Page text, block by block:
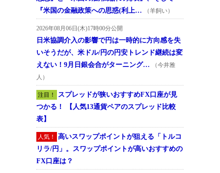
『米国の金融政策への思惑(利上…
（羊飼い）
2026年08月06日(木)17時00分公開
日米協調介入の影響で円は一時的に方向感を失
いそうだが、米ドル/円の円安トレンド継続は変
えない！9月日銀会合がターニング…
（今井雅
人）
注目！
スプレッドが狭いおすすめFX口座が見
つかる！ 【人気13通貨ペアのスプレッド比較
表】
人気！
高いスワップポイントが狙える「トルコ
リラ/円」。スワップポイントが高いおすすめの
FX口座は？